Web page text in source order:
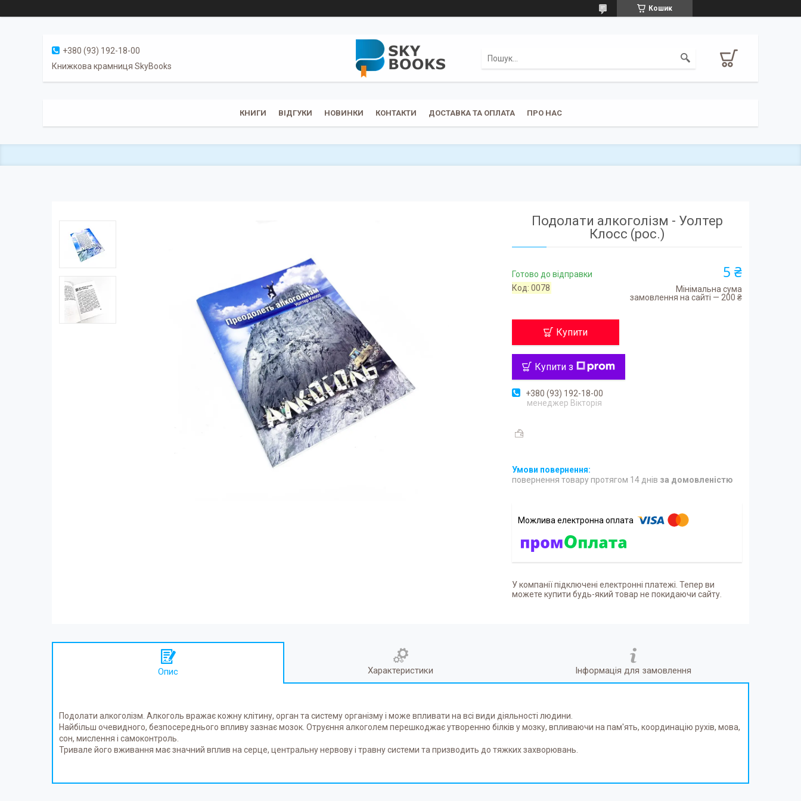
Кошик
+380 (93) 192-18-00
Книжкова крамниця SkyBooks
КНИГИ ВІДГУКИ НОВИНКИ КОНТАКТИ ДОСТАВКА ТА ОПЛАТА ПРО НАС
Подолати алкоголізм - Уолтер
Клосс (рос.)
Готово до відправки
Код:0078
5 ₴
Мінімальна сума
замовлення на сайті — 200 ₴
Купити
Купити з
+380 (93) 192-18-00
менеджер Вікторія
повернення товару протягом 14 днів за домовленістю
У компанії підключені електронні платежі. Тепер ви
можете купити будь-який товар не покидаючи сайту.
Опис Характеристики Інформація для замовлення
Подолати алкоголізм. Алкоголь вражає кожну клітину, орган та систему організму і може впливати на всі види діяльності людини.
Найбільш очевидного, безпосереднього впливу зазнає мозок. Отруєння алкоголем перешкоджає утворенню білків у мозку, впливаючи на пам'ять, координацію рухів, мова,
сон, мислення і самоконтроль.
Тривале його вживання має значний вплив на серце, центральну нервову і травну системи та призводить до тяжких захворювань.